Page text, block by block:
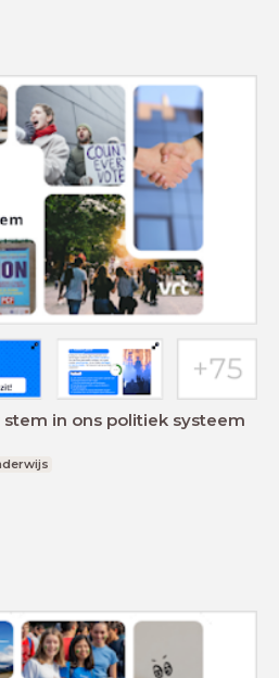
stem in ons politiek systeem